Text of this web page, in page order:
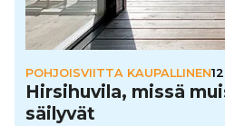
POHJOISVIITTA KAUPALLINEN
Hir­si­hu­vila, missä
säilyvät